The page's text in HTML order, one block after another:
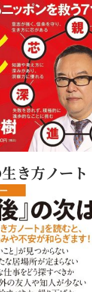
き方ノート